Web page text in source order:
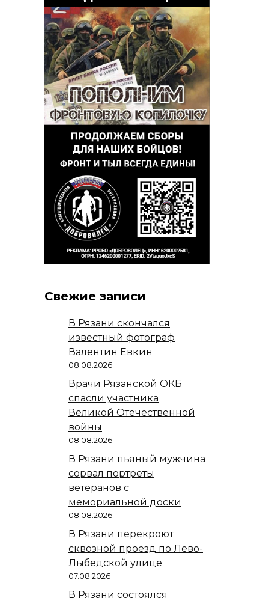
Свежие записи
В Рязани скончался
известный фотограф
Валентин Евкин
08.08.2026
Врачи Рязанской ОКБ
спасли участника
Великой Отечественной
войны
08.08.2026
В Рязани пьяный мужчина
сорвал портреты
ветеранов с
мемориальной доски
08.08.2026
В Рязани перекроют
сквозной проезд по Лево-
Лыбедской улице
07.08.2026
В Рязани состоялся